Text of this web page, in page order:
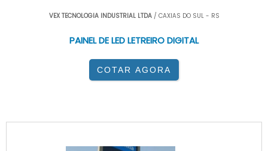
VEX TECNOLOGIA INDUSTRIAL LTDA/ CAXIAS DO SUL - RS
PAINEL DE LED LETREIRO DIGITAL
COTAR AGORA